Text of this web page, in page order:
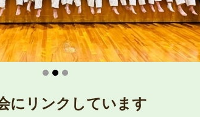
にリンクしています